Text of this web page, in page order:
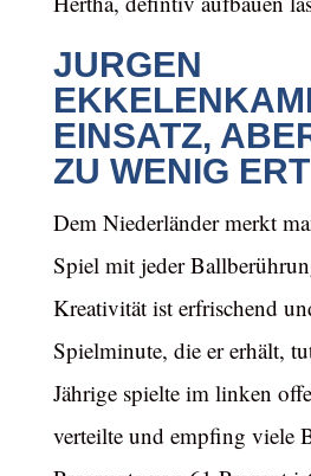
JURGEN
EINSATZ,
ZU WENIG
Dem Niederländer merkt
Spiel mit jeder
Kreativität ist erfrischend
Spielminute, die er erhält,
Jährige spielte im linken
verteilte und empfing viele